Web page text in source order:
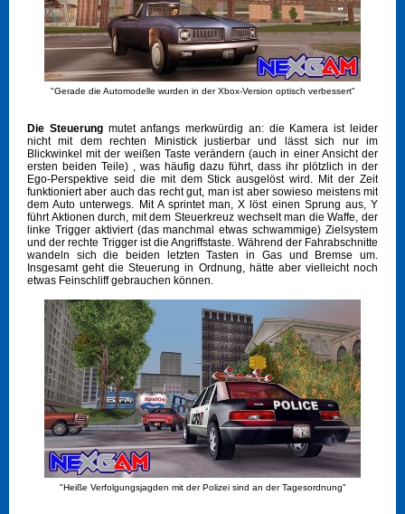
"Gerade die Automodelle wurden in der Xbox-Version optisch verbessert"
Die Steuerungmutet anfangs merkwürdig an: die Kamera ist leider
nicht mit dem rechten Ministick justierbar und lässt sich nur im
Blickwinkel mit der weißen Taste verändern (auch in einer Ansicht der
ersten beiden Teile) , was häufig dazu führt, dass ihr plötzlich in der
Ego-Perspektive seid die mit dem Stick ausgelöst wird. Mit der Zeit
funktioniert aber auch das recht gut, man ist aber sowieso meistens mit
dem Auto unterwegs. Mit A sprintet man, X löst einen Sprung aus, Y
führt Aktionen durch, mit dem Steuerkreuz wechselt man die Waffe, der
linke Trigger aktiviert (das manchmal etwas schwammige) Zielsystem
und der rechte Trigger ist die Angriffstaste. Während der Fahrabschnitte
wandeln sich die beiden letzten Tasten in Gas und Bremse um.
Insgesamt geht die Steuerung in Ordnung, hätte aber vielleicht noch
etwas Feinschliff gebrauchen können.
"Heiße Verfolgungsjagden mit der Polizei sind an der Tagesordnung"